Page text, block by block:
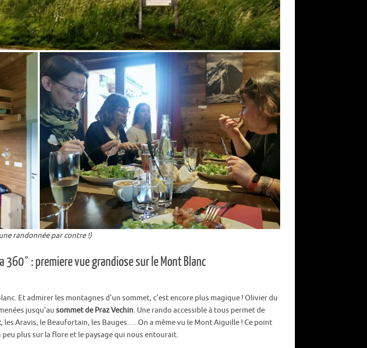
randonnée par contre !)
360° : premiere vue grandiose sur le Mont Blanc
Et admirer les montagnes d’un sommet, c’est encore plus magique ! Olivier du
jusqu’au sommet de Praz Vechin. Une rando accessible à tous permet de
, les Aravis, le Beaufortain, les Bauges…. On a même vu le Mont Aiguille ! Ce point
plus sur la flore et le paysage qui nous entourait.